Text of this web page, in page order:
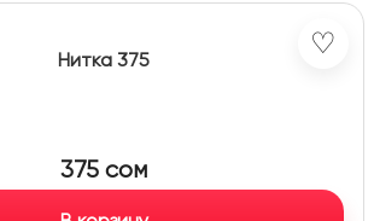
♡
Нитка 375
375 сом